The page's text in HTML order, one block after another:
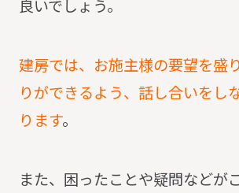
良いでしょう。
建房では、お施主様の要望を盛
りができるよう、話し合いをし
ります。
また、困ったことや疑問などが